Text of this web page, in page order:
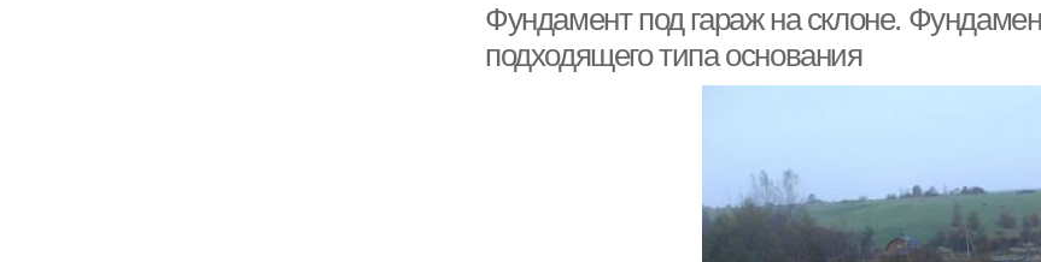
Фундамент под гараж на склоне.
подходящего типа основания